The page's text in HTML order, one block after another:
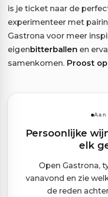
is je ticket naar de
experimenteer met
Gastrona voor meer
eigenbitterballen en
samenkomen. Proost
Persoonlijke
elk
Open Gastrona,
vanavond en zie
de reden